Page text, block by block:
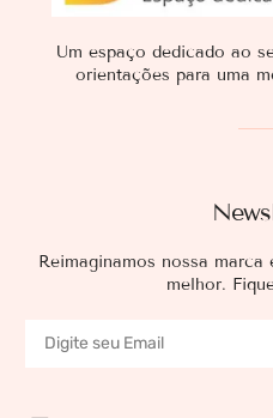
Reimaginamos nossa
melhor.
Um espaço dedicado ao
orientações para uma